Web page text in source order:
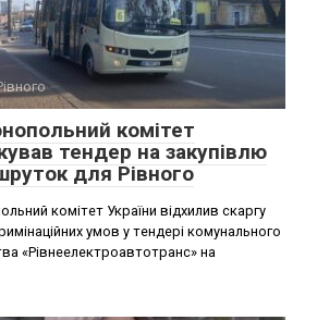
комітет
тендер на закупівлю
для Рівного
комітет України відхилив скаргу
умов у тендері комунального
«Рівнеелектроавтотранс» на